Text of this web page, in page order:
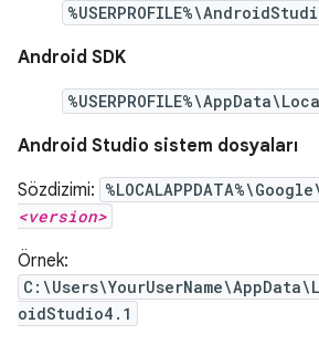
Android SDK
Android Studio sistem dosyaları
Sözdizimi:
<version>
Örnek:
oidStudio4.1